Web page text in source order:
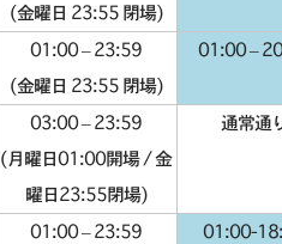
(金曜日 23:55 閉場)
01:00 – 23:59
(金曜日 23:55 閉場)
01:00 –
03:00 – 23:59
(月曜日01:00開場 / 金
曜日23:55閉場)
通常通
01:00 – 23:59
01:00-